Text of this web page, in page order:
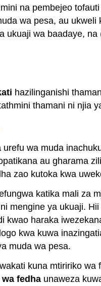
na pembejeo
wa pesa, au
ukuaji wa baadaye,
hazilinganishi
thamani ni njia
urefu wa muda
au gharama
zao kutoka kwa
katika mali za
mengine ya ukuaji.
kwao haraka
kwa kuwa
muda wa pesa.
kuna mtiririko wa
fedha unaweza